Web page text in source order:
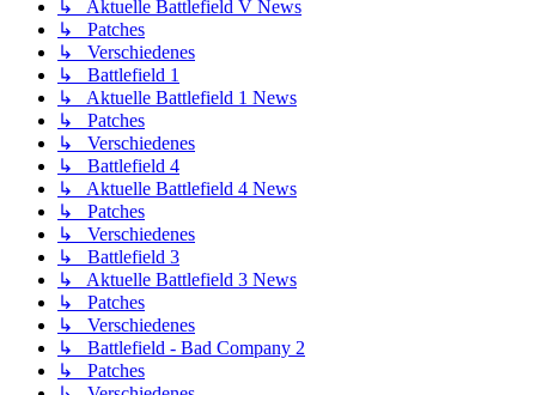
↳ Aktuelle Battlefield V News
↳ Patches
↳ Verschiedenes
↳ Battlefield 1
↳ Aktuelle Battlefield 1 News
↳ Patches
↳ Verschiedenes
↳ Battlefield 4
↳ Aktuelle Battlefield 4 News
↳ Patches
↳ Verschiedenes
↳ Battlefield 3
↳ Aktuelle Battlefield 3 News
↳ Patches
↳ Verschiedenes
↳ Battlefield - Bad Company 2
↳ Patches